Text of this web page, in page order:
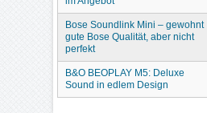
Bose Soundlink Mini – gewohnt
gute Bose Qualität, aber nicht
perfekt
B&O BEOPLAY M5: Deluxe
Sound in edlem Design